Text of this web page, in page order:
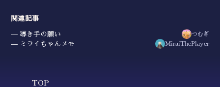
関連記事
導き手の願い つむぎ
ミライちゃんメモ MiraiThePlayer
TOP